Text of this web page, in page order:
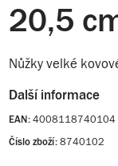
20,5
Nůžky velké
Další informace
EAN: 4008118740104
Číslo zboží: 8740102